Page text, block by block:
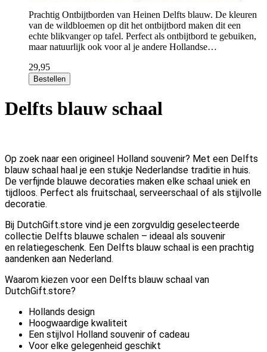
Prachtig Ontbijtborden van Heinen Delfts blauw. De kleuren
van de wildbloemen op dit het ontbijtbord maken dit een
echte blikvanger op tafel. Perfect als ontbijtbord te gebuiken,
maar natuurlijk ook voor al je andere Hollandse…
29,95
Bestellen
Delfts blauw schaal
Op zoek naar een origineel Holland souvenir? Met een Delfts
blauw schaal haal je een stukje Nederlandse traditie in huis.
De verfijnde blauwe decoraties maken elke schaal uniek en
tijdloos. Perfect als fruitschaal, serveerschaal of als stijlvolle
decoratie.
Bij DutchGift.store vind je een zorgvuldig geselecteerde
collectie Delfts blauwe schalen – ideaal als souvenir
en relatiegeschenk. Een Delfts blauw schaal is een prachtig
aandenken aan Nederland.
Waarom kiezen voor een Delfts blauw schaal van
DutchGift.store?
Hollands design
Hoogwaardige kwaliteit
Een stijlvol Holland souvenir of cadeau
Voor elke gelegenheid geschikt